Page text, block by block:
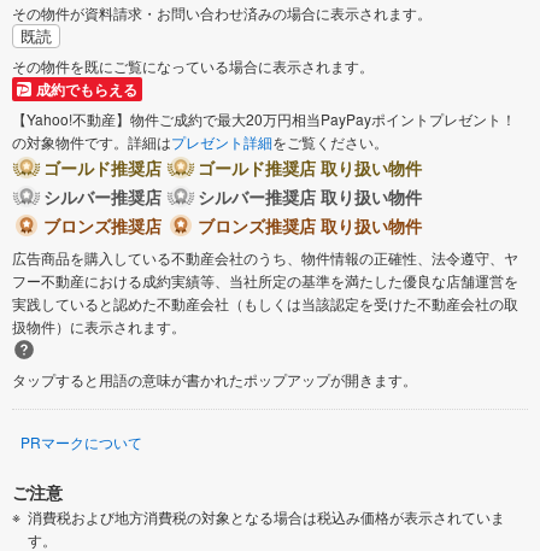
羽曳野市
摂津市
藤井寺市 東大阪市
泉南市 四條畷市
交野市 大阪狭山市
阪南市
豊能郡豊能町 泉南郡熊取町
南河内郡河南町
その物件が資料請求・お問い合わせ済みの場合に表示されます。
既読
その物件を既にご覧になっている場合に表示されます。
成約でもらえる
【Yahoo!不動産】物件ご成約で最大20万円相当PayPayポイントプレゼント！
の対象物件です。詳細はプレゼント詳細をご覧ください。
ゴールド推奨店
ゴールド推奨店 取り扱い物件
シルバー推奨店
シルバー推奨店 取り扱い物件
ブロンズ推奨店
ブロンズ推奨店 取り扱い物件
広告商品を購入している不動産会社のうち、物件情報の正確性、法令遵守、ヤ
フー不動産における成約実績等、当社所定の基準を満たした優良な店舗運営を
実践していると認めた不動産会社（もしくは当該認定を受けた不動産会社の取
扱物件）に表示されます。
タップすると用語の意味が書かれたポップアップが開きます。
PRマークについて
ご注意
消費税および地方消費税の対象となる場合は税込み価格が表示されていま
す。